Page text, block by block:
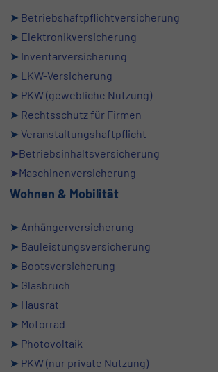
➤ Betriebshaftpflichtversicherung
➤ Elektronikversicherung
➤ Inventarversicherung
➤ LKW-Versicherung
➤ PKW (gewebliche Nutzung)
➤ Rechtsschutz für Firmen
➤ Veranstaltungshaftpflicht
➤Betriebsinhaltsversicherung
➤Maschinenversicherung
Wohnen & Mobilität
➤ Anhängerversicherung
➤ Bauleistungsversicherung
➤ Bootsversicherung
➤ Glasbruch
➤ Hausrat
➤ Motorrad
➤ Photovoltaik
➤ PKW (nur private Nutzung)